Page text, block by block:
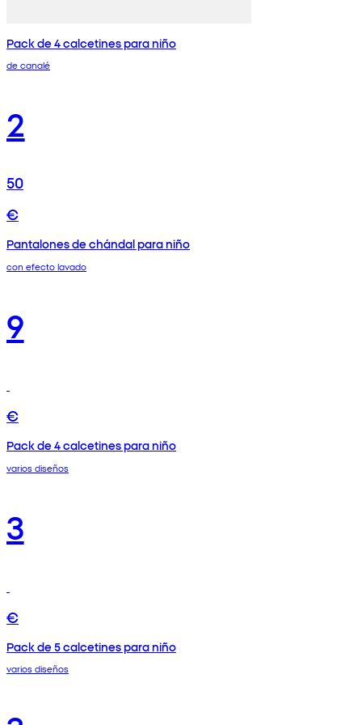
Pack de 4 calcetines para niño
de canalé
2
50
€
Pantalones de chándal para niño
con efecto lavado
9
€
Pack de 4 calcetines para niño
varios diseños
3
€
Pack de 5 calcetines para niño
varios diseños